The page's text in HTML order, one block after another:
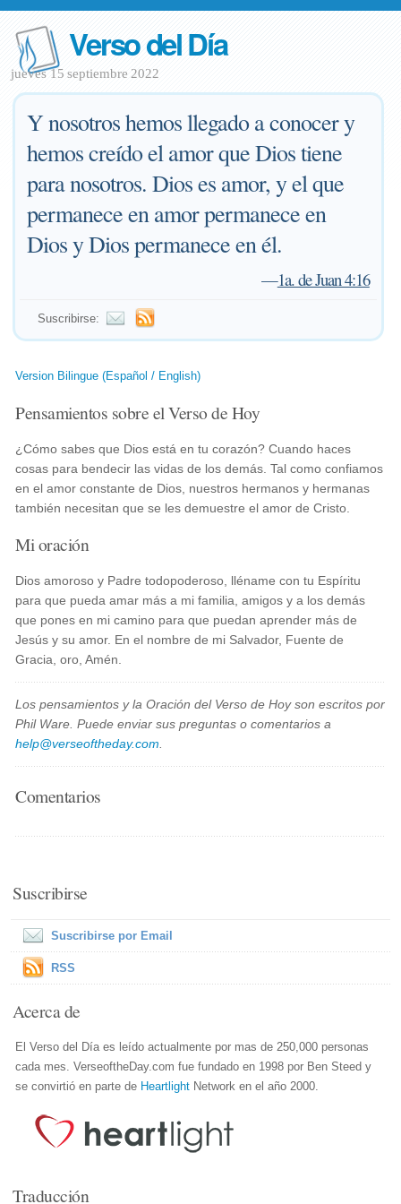
Verso del Día
jueves 15 septiembre 2022
Y nosotros hemos llegado a conocer y
hemos creído el amor que Dios tiene
para nosotros. Dios es amor, y el que
permanece en amor permanece en
Dios y Dios permanece en él.
—1a. de Juan 4:16
Suscribirse:
Version Bilingue (Español / English)
Pensamientos sobre el Verso de Hoy
¿Cómo sabes que Dios está en tu corazón? Cuando haces
cosas para bendecir las vidas de los demás. Tal como confiamos
en el amor constante de Dios, nuestros hermanos y hermanas
también necesitan que se les demuestre el amor de Cristo.
Mi oración
Dios amoroso y Padre todopoderoso, lléname con tu Espíritu
para que pueda amar más a mi familia, amigos y a los demás
que pones en mi camino para que puedan aprender más de
Jesús y su amor. En el nombre de mi Salvador, Fuente de
Gracia, oro, Amén.
Los pensamientos y la Oración del Verso de Hoy son escritos por
Phil Ware. Puede enviar sus preguntas o comentarios a
help@verseoftheday.com
Comentarios
Suscribirse
Suscribirse por Email
RSS
Acerca de
El Verso del Día es leído actualmente por mas de 250,000 personas
cada mes. VerseoftheDay.com fue fundado en 1998 por Ben Steed y
se convirtió en parte de Heartlight Network en el año 2000.
Traducción